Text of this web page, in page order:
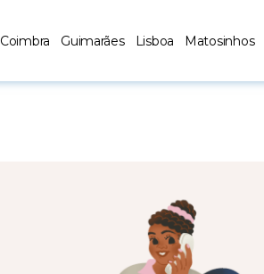
Coimbra Guimarães Lisboa Matosinhos